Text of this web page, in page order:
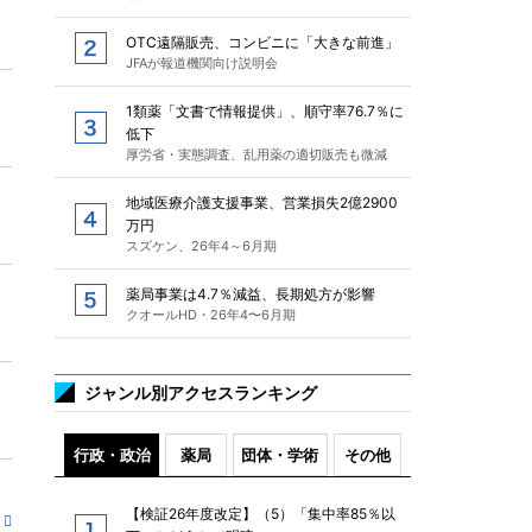
OTC遠隔販売、コンビニに「大きな前進」
JFAが報道機関向け説明会
1類薬「文書で情報提供」、順守率76.7％に
低下
厚労省・実態調査、乱用薬の適切販売も微減
地域医療介護支援事業、営業損失2億2900
万円
スズケン、26年4～6月期
薬局事業は4.7％減益、長期処方が影響
クオールHD・26年4〜6月期
ジャンル別アクセスランキング
行政・政治 薬局 団体・学術 その他
【検証26年度改定】（5）「集中率85％以